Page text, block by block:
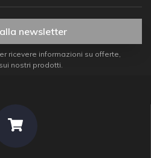
newsletter
ricevere informazioni su offerte,
nostri prodotti.